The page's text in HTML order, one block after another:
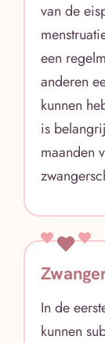
van de
een
anderen
kunnen
is
maanden
In de
kunnen